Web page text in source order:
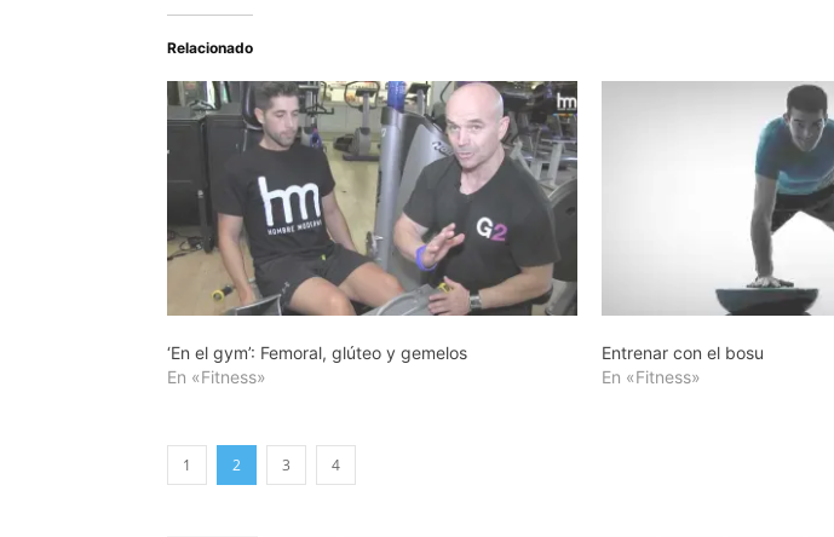
Relacionado
‘En el gym’: Femoral, glúteo y gemelos
En «Fitness»
Entrenar con el bosu
En «Fitness»
1 2 3 4